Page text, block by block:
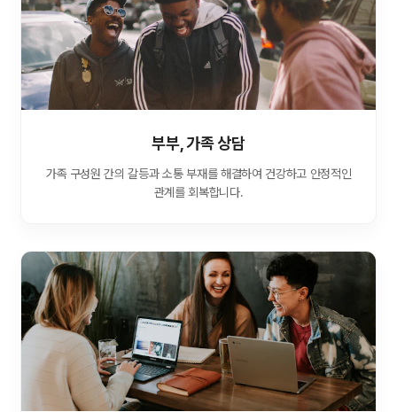
부부, 가족 상담
가족 구성원 간의 갈등과 소통 부재를 해결하여 건강하고 안정적인
관계를 회복합니다.